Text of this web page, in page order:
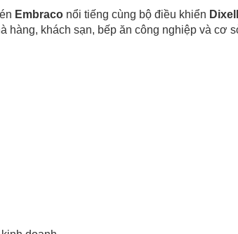
Embraco nổi tiếng cùng bộ điều khiển Dixell
hàng, khách sạn, bếp ăn công nghiệp và cơ